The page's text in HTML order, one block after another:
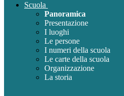
Scuola
Panoramica
Presentazione
I luoghi
Le persone
I numeri della scuola
Le carte della scuola
Organizzazione
La storia